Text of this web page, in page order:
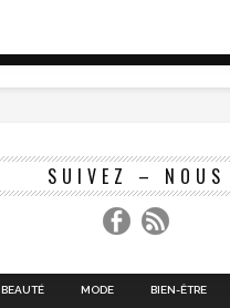
SUIVEZ – NOUS
BEAUTÉ MODE BIEN-ÊTRE